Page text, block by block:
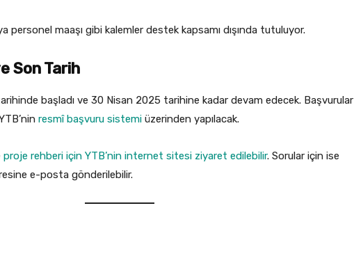
personel maaşı gibi kalemler destek kapsamı dışında tutuluyor.
Son Tarih
başladı ve 30 Nisan 2025 tarihine kadar devam edecek. Başvurular
resmî başvuru sistemi üzerinden yapılacak.
proje rehberi için YTB’nin internet sitesi ziyaret edilebilir. Sorular için ise
e-posta gönderilebilir.